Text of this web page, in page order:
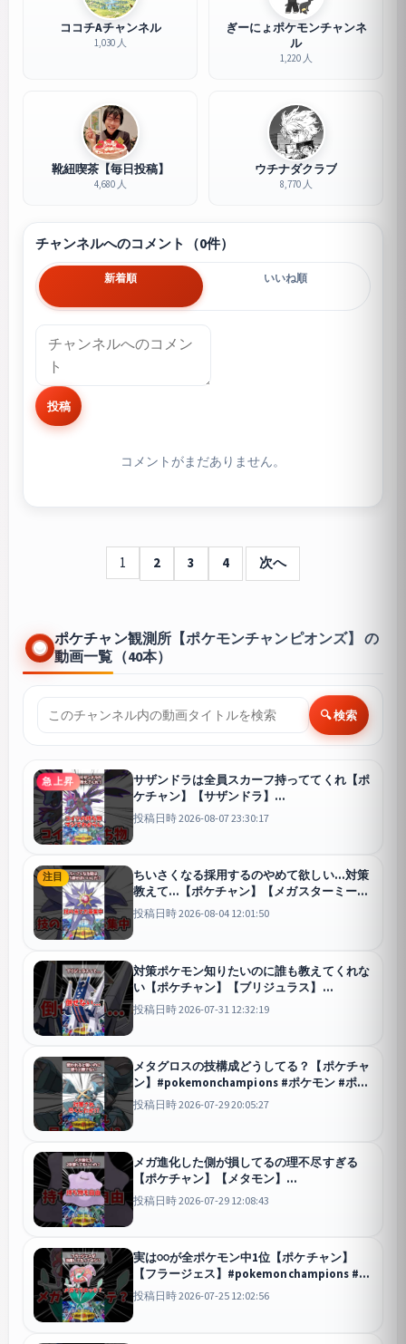
ココチAチャンネル
1,030 人
ぎーにょポケモンチャンネ
ル
1,220 人
靴紐喫茶【毎日投稿】
4,680 人
ウチナダクラブ
8,770 人
チャンネルへのコメント（0件）
新着順 いいね順
投稿
コメントがまだありません。
1 2 3 4 次へ
ポケチャン観測所【ポケモンチャンピオンズ】 の
動画一覧（40本）
🔍 検索
急上昇
サザンドラは全員スカーフ持っててくれ【ポ
ケチャン】【サザンドラ】
#pokemonchampions #ポケモン #ポケモン
チャンピオンズ
投稿日時 2026-08-07 23:30:17
注目
ちいさくなる採用するのやめて欲しい...対策
教えて...【ポケチャン】【メガスターミー】
#pokemonchampions #ポケモン #ポケモン
チャンピオンズ
投稿日時 2026-08-04 12:01:50
対策ポケモン知りたいのに誰も教えてくれな
い【ポケチャン】【ブリジュラス】
#pokemonchampions #ポケモン #ポケモン
チャンピオンズ
投稿日時 2026-07-31 12:32:19
メタグロスの技構成どうしてる？【ポケチャ
ン】#pokemonchampions #ポケモン #ポケ
モンチャンピオンズ
チャンピオンズ
投稿日時 2026-07-29 20:05:27
メガ進化した側が損してるの理不尽すぎる
【ポケチャン】【メタモン】
#pokemonchampions #ポケモン #ポケモン
チャンピオンズ
投稿日時 2026-07-29 12:08:43
実は○○が全ポケモン中1位【ポケチャン】
【フラージェス】#pokemonchampions #ポ
ケモン #ポケモンチャンピオンズ
投稿日時 2026-07-25 12:02:56